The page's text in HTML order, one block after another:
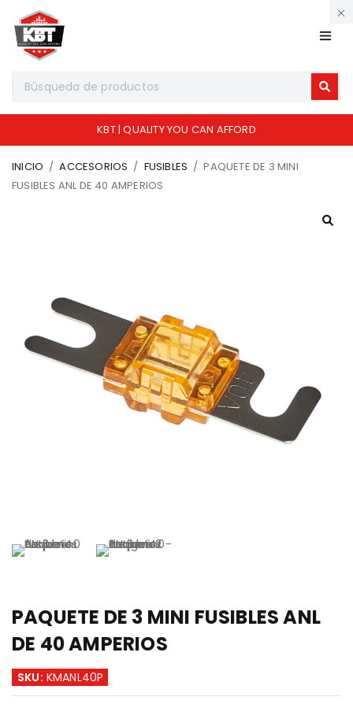
KBT | QUALITY YOU CAN AFFORD
INICIO / ACCESORIOS / FUSIBLES / PAQUETE DE 3 MINI
FUSIBLES ANL DE 40 AMPERIOS
PAQUETE DE 3 MINI FUSIBLES ANL
DE 40 AMPERIOS
SKU: KMANL40P